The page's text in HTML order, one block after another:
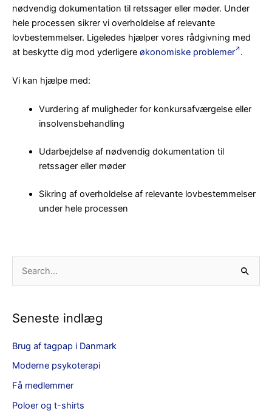
nødvendig dokumentation til retssager eller møder. Under
hele processen sikrer vi overholdelse af relevante
lovbestemmelser. Ligeledes hjælper vores rådgivning med
at beskytte dig mod yderligere økonomiske problemer .
Vi kan hjælpe med:
Vurdering af muligheder for konkursafværgelse eller
insolvensbehandling
Udarbejdelse af nødvendig dokumentation til
retssager eller møder
Sikring af overholdelse af relevante lovbestemmelser
under hele processen
e
t
e
r
:
Seneste indlæg
Brug af tagpap i Danmark
Moderne psykoterapi
Få medlemmer
Poloer og t-shirts